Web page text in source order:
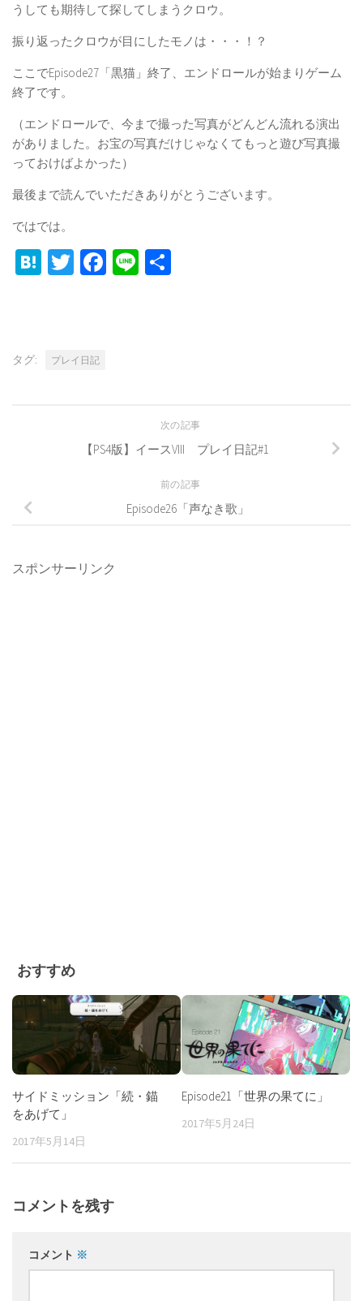
うしても期待して探してしまうクロウ。
振り返ったクロウが目にしたモノは・・・！？
ここでEpisode27「黒猫」終了、エンドロールが始まりゲーム
終了です。
（エンドロールで、今まで撮った写真がどんどん流れる演出
がありました。お宝の写真だけじゃなくてもっと遊び写真撮
っておけばよかった）
最後まで読んでいただきありがとうございます。
ではでは。
Hatena
TwitterFacebook
Line
タグ: プレイ日記
次の記事
【PS4版】イースVIII プレイ日記#1
前の記事
Episode26「声なき歌」
スポンサーリンク
おすすめ
サイドミッション「続・錨
をあげて」
2017年5月14日
Episode21「世界の果てに」
2017年5月24日
コメントを残す
コメント ※